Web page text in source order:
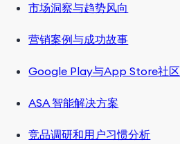
市场洞察与趋势风向
营销案例与成功故事
Google Play与App Store社区
ASA 智能解决方案
竞品调研和用户习惯分析